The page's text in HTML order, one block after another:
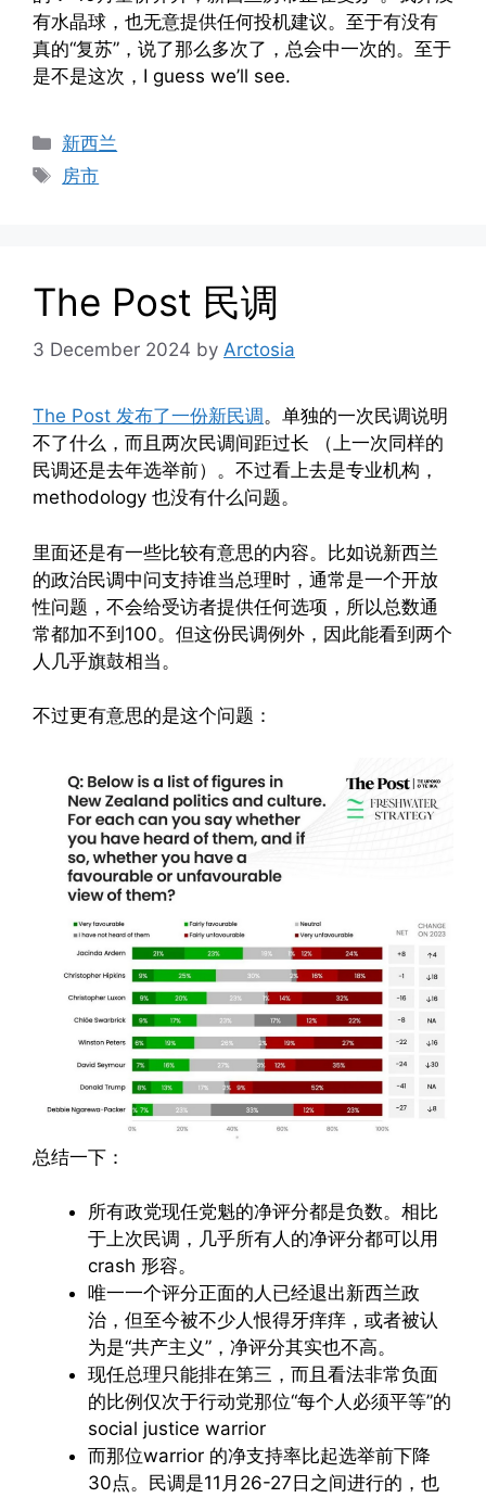
有水晶球，也无意提供任何投机建议。至于有没有
真的“复苏”，说了那么多次了，总会中一次的。至于
是不是这次，I guess we’ll see.
Categories
新西兰
Tags
房市
The Post 民调
3 December 2024 by Arctosia
The Post 发布了一份新民调。单独的一次民调说明
不了什么，而且两次民调间距过长 （上一次同样的
民调还是去年选举前）。不过看上去是专业机构，
methodology 也没有什么问题。
里面还是有一些比较有意思的内容。比如说新西兰
的政治民调中问支持谁当总理时，通常是一个开放
性问题，不会给受访者提供任何选项，所以总数通
常都加不到100。但这份民调例外，因此能看到两个
人几乎旗鼓相当。
不过更有意思的是这个问题：
总结一下：
所有政党现任党魁的净评分都是负数。相比
于上次民调，几乎所有人的净评分都可以用
crash 形容。
唯一一个评分正面的人已经退出新西兰政
治，但至今被不少人恨得牙痒痒，或者被认
为是“共产主义”，净评分其实也不高。
现任总理只能排在第三，而且看法非常负面
的比例仅次于行动党那位“每个人必须平等”的
social justice warrior
而那位warrior 的净支持率比起选举前下降
30点。民调是11月26-27日之间进行的，也